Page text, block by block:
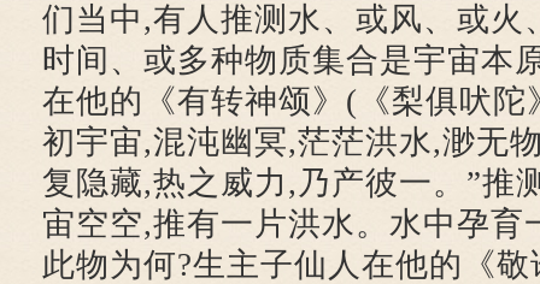
们当中,有人推测水、或风、或火
时间、或多种物质集合是宇宙本
在他的《有转神颂》(《梨俱吠陀
初宇宙,混沌幽冥,茫茫洪水,渺无
复隐藏,热之威力,乃产彼一。”推
宙空空,推有一片洪水。水中孕育
此物为何?生主子仙人在他的《